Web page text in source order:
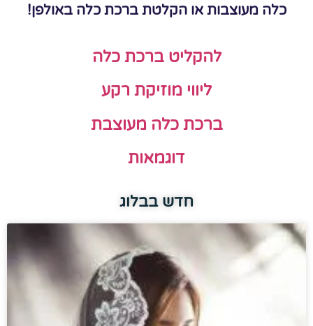
כלה מעוצבות או הקלטת ברכת כלה באולפן!
להקליט ברכת כלה
ליווי מוזיקת רקע
ברכת כלה מעוצבת
דוגמאות
חדש בבלוג